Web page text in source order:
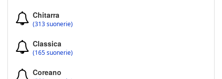
Chitarra
(313 suonerie)
Classica
(165 suonerie)
Coreano